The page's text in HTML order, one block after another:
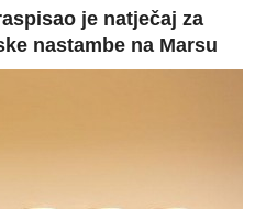
je natječaj za
nastambe na Marsu